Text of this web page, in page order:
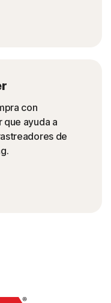
con
que ayuda a
de